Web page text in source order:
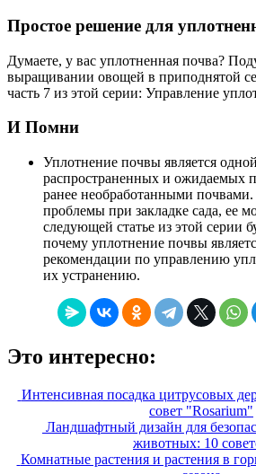
Простое решение для
Думаете, у вас уплотненная почва?
выращивании овощей в приподнятой
часть 7 из этой серии: Управление
И Помни
Уплотнение почвы является
распространенных и ожидаемых
ранее необработанными
проблемы при закладке сада, ее
следующей статье из этой серии
почему уплотнение почвы
рекомендации по управлению
их устранению.
Это интересно:
Интенсивная посадка цитрусовых
совет "Rosarium"
Ландшафтный дизайн для
животных: 10
Комнатные растения и растения в